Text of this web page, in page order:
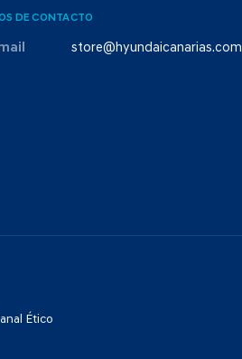
DE CONTACTO
store@hyundaicanarias.com
Ético